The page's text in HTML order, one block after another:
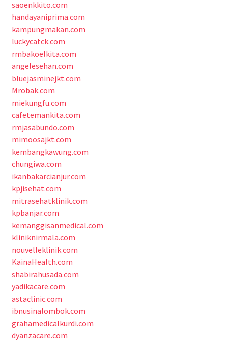
saoenkkito.com
handayaniprima.com
kampungmakan.com
luckycatck.com
rmbakoelkita.com
angelesehan.com
bluejasminejkt.com
Mrobak.com
miekungfu.com
cafetemankita.com
rmjasabundo.com
mimoosajkt.com
kembangkawung.com
chungiwa.com
ikanbakarcianjur.com
kpjisehat.com
mitrasehatklinik.com
kpbanjar.com
kemanggisanmedical.com
kliniknirmala.com
nouvelleklinik.com
KainaHealth.com
shabirahusada.com
yadikacare.com
astaclinic.com
ibnusinalombok.com
grahamedicalkurdi.com
dyanzacare.com